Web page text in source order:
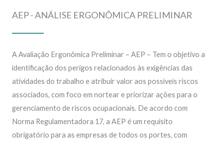
AEP - ANÁLISE ERGONÔMICA PRELIMINAR
A Avaliação Ergonômica Preliminar – AEP – Tem o objetivo a
identificação dos perigos relacionados às exigências das
atividades do trabalho e atribuir valor aos possíveis riscos
associados, com foco em nortear e priorizar ações para o
gerenciamento de riscos ocupacionais. De acordo com
Norma Regulamentadora 17, a AEP é um requisito
obrigatório para as empresas de todos os portes, com